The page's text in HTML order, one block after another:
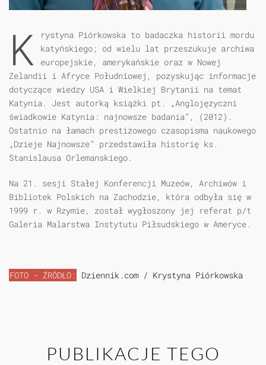
K rystyna Piórkowska to badaczka historii mordu
katyńskiego; od wielu lat przeszukuje archiwa
europejskie, amerykańskie oraz w Nowej
Zelandii i Afryce Południowej, pozyskując informacje
dotyczące wiedzy USA i Wielkiej Brytanii na temat
Katynia. Jest autorką książki pt. „Anglojęzyczni
świadkowie Katynia: najnowsze badania”, (2012).
Ostatnio na łamach prestiżowego czasopisma naukowego
„Dzieje Najnowsze” przedstawiła historię ks.
Stanislausa Orlemanskiego.
Na 21. sesji Stałej Konferencji Muzeów, Archiwów i
Bibliotek Polskich na Zachodzie, która odbyła się w
1999 r. w Rzymie, został wygłoszony jej referat p/t
Galeria Malarstwa Instytutu Piłsudskiego w Ameryce.
FOTO - ŹRÓDŁO: Dziennik.com / Krystyna Piórkowska
PUBLIKACJE TEGO